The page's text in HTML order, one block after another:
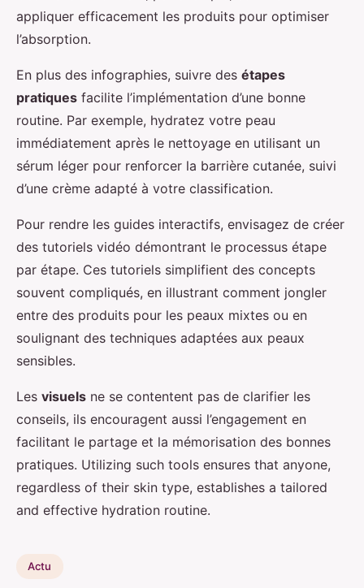
appliquer efficacement les produits pour optimiser
l’absorption.
En plus des infographies, suivre des étapes
pratiques facilite l’implémentation d’une bonne
routine. Par exemple, hydratez votre peau
immédiatement après le nettoyage en utilisant un
sérum léger pour renforcer la barrière cutanée, suivi
d’une crème adapté à votre classification.
Pour rendre les guides interactifs, envisagez de créer
des tutoriels vidéo démontrant le processus étape
par étape. Ces tutoriels simplifient des concepts
souvent compliqués, en illustrant comment jongler
entre des produits pour les peaux mixtes ou en
soulignant des techniques adaptées aux peaux
sensibles.
Les visuels ne se contentent pas de clarifier les
conseils, ils encouragent aussi l’engagement en
facilitant le partage et la mémorisation des bonnes
pratiques. Utilizing such tools ensures that anyone,
regardless of their skin type, establishes a tailored
and effective hydration routine.
Actu